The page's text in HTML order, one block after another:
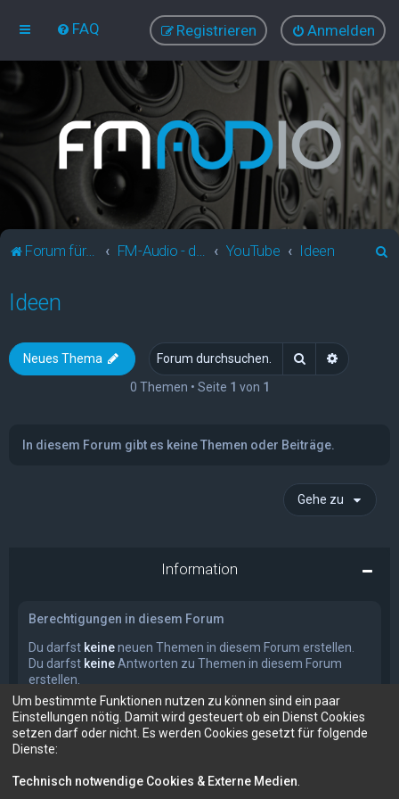
FAQ Anmelden
Registrieren
Forum für Audio und Video YouTube Ideen
Ideen
Neues Thema Suche
0 Themen • Seite 1 von 1
In diesem Forum gibt es keine Themen oder Beiträge.
Gehe zu
Information
Berechtigungen in diesem Forum
Du darfst keineneuen Themen in diesem Forum erstellen.
Du darfst keineAntworten zu Themen in diesem Forum
erstellen.
Du darfst deine Beiträge in diesem Forumnicht ändern.
Du darfst deine Beiträge in diesem Forum nichtlöschen.
Du darfstkeineDateianhänge in diesem Forum erstellen.
Um bestimmte Funktionen nutzen zu können sind ein paar
Einstellungen nötig. Damit wird gesteuert ob ein Dienst Cookies
setzen darf oder nicht. Es werden Cookies gesetzt für folgende
Dienste:
Technisch notwendige Cookies & Externe Medien